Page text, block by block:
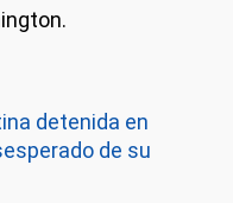
detenida en
de su